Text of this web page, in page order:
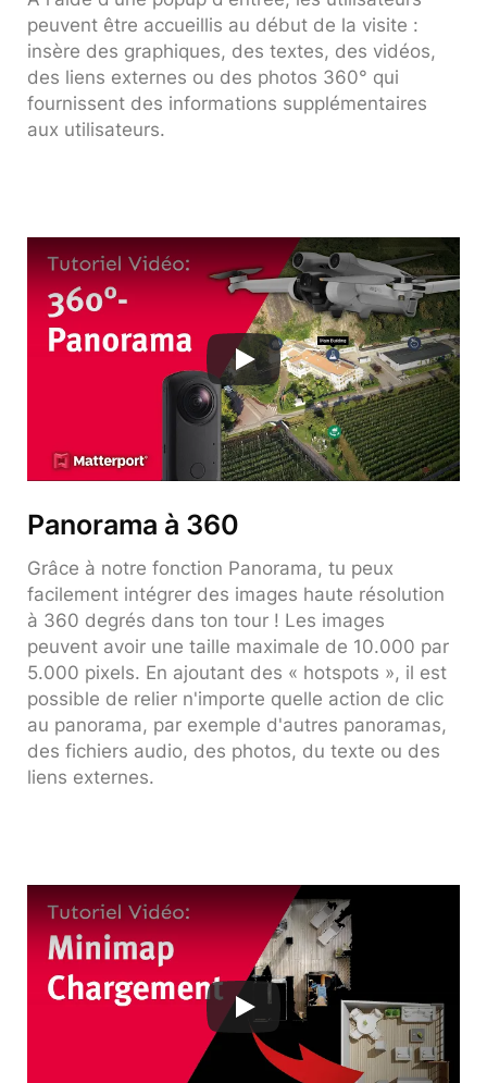
peuvent être accueillis au début de la visite :
insère des graphiques, des textes, des vidéos,
des liens externes ou des photos 360° qui
fournissent des informations supplémentaires
aux utilisateurs.
Panorama à 360
Grâce à notre fonction Panorama, tu peux
facilement intégrer des images haute résolution
à 360 degrés dans ton tour ! Les images
peuvent avoir une taille maximale de 10.000 par
5.000 pixels. En ajoutant des « hotspots », il est
possible de relier n'importe quelle action de clic
au panorama, par exemple d'autres panoramas,
des fichiers audio, des photos, du texte ou des
liens externes.